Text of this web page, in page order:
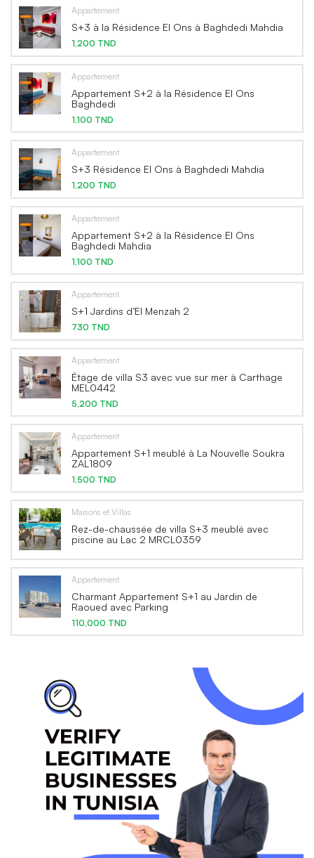
Appartement
S+3 à la Résidence El Ons à Baghdedi Mahdia
1,200 TND
Appartement
Appartement S+2 à la Résidence El Ons
Baghdedi
1,100 TND
Appartement
S+3 Résidence El Ons à Baghdedi Mahdia
1,200 TND
Appartement
Appartement S+2 à la Résidence El Ons
Baghdedi Mahdia
1,100 TND
Appartement
S+1 Jardins d’El Menzah 2
730 TND
Appartement
Étage de villa S3 avec vue sur mer à Carthage
MEL0442
5,200 TND
Appartement
Appartement S+1 meublé à La Nouvelle Soukra
ZAL1809
1,500 TND
Maisons et Villas
Rez-de-chaussée de villa S+3 meublé avec
piscine au Lac 2 MRCL0359
Appartement
Charmant Appartement S+1 au Jardin de
Raoued avec Parking
110,000 TND